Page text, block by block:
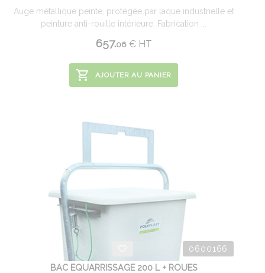
Auge métallique peinte, protégée par laque industrielle et
peinture anti-rouille intérieure. Fabrication ...
657.06 €HT
AJOUTER AU PANIER
0600166
BAC EQUARRISSAGE 200 L + ROUES